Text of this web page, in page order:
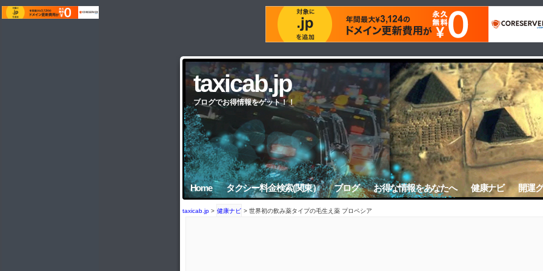
taxicab.jp
ブログでお得情報をゲット！！
Home タクシー料金検索(関東） ブログ お得な情報をあなたへ 健康ナビ 開運
taxicab.jp> 健康ナビ > 世界初の飲み薬タイプの毛生え薬 プロペシア